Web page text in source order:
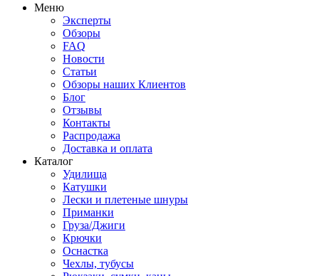
Меню
Эксперты
Обзоры
FAQ
Новости
Статьи
Обзоры наших Клиентов
Блог
Отзывы
Контакты
Распродажа
Доставка и оплата
Каталог
Удилища
Катушки
Лески и плетеные шнуры
Приманки
Груза/Джиги
Крючки
Оснастка
Чехлы, тубусы